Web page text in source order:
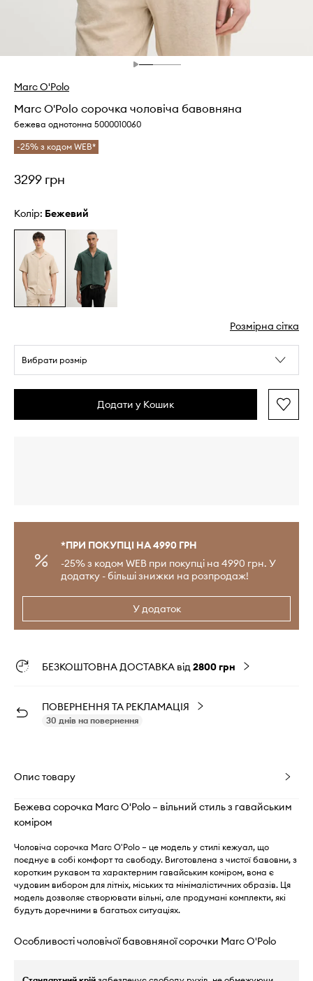
Marc O'Polo
Marc O'Polo сорочка чоловіча бавовняна
бежева однотонна 5000010060
-25% з кодом WEB*
3299 грн
Колір: бежевий
Розмірна сітка
Вибрати розмір
Додати у Кошик
*ПРИ ПОКУПЦІ НА 4990 ГРН
-25% з кодом WEB при покупці на 4990 грн. У
додатку - більші знижки на розпродаж!
У додаток
БЕЗКОШТОВНА ДОСТАВКА від2800 грн
ПОВЕРНЕННЯ ТА РЕКЛАМАЦІЯ
30 днів на повернення
Опис товару
Бежева сорочка Marc O'Polo – вільний стиль з гавайським
коміром
Чоловіча сорочка Marc O'Polo – це модель у стилі кежуал, що
поєднує в собі комфорт та свободу. Виготовлена з чистої бавовни, з
коротким рукавом та характерним гавайським коміром, вона є
чудовим вибором для літніх, міських та мінімалістичних образів. Ця
модель дозволяє створювати вільні, але продумані комплекти, які
будуть доречними в багатьох ситуаціях.
Особливості чоловічої бавовняної сорочки Marc O'Polo